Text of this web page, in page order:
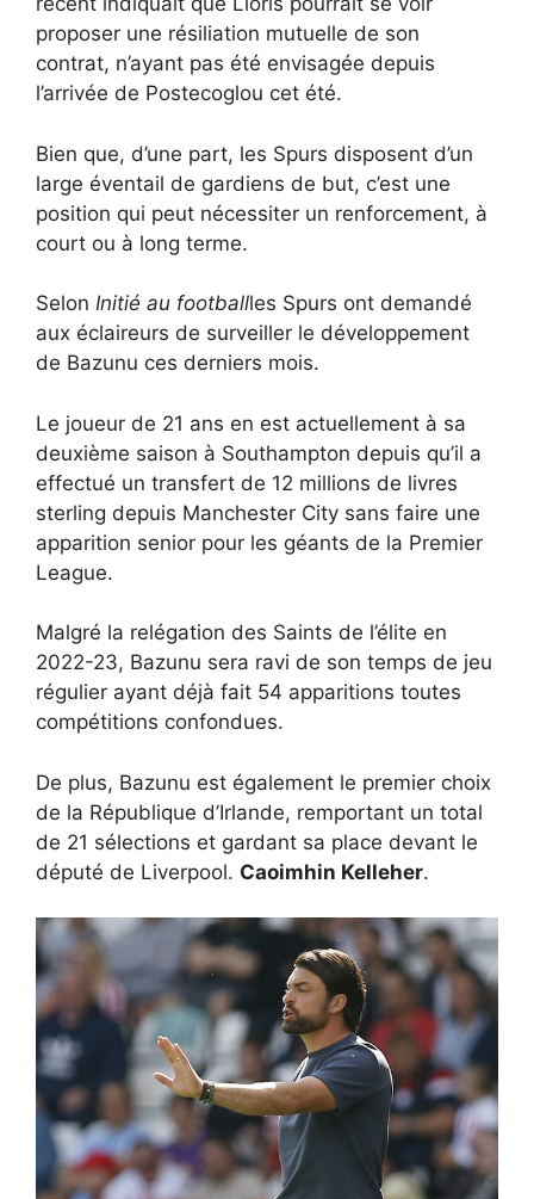
proposer une résiliation mutuelle de son
contrat, n’ayant pas été envisagée depuis
l’arrivée de Postecoglou cet été.
Bien que, d’une part, les Spurs disposent d’un
large éventail de gardiens de but, c’est une
position qui peut nécessiter un renforcement, à
court ou à long terme.
Selon Initié au footballles Spurs ont demandé
aux éclaireurs de surveiller le développement
de Bazunu ces derniers mois.
Le joueur de 21 ans en est actuellement à sa
deuxième saison à Southampton depuis qu’il a
effectué un transfert de 12 millions de livres
sterling depuis Manchester City sans faire une
apparition senior pour les géants de la Premier
League.
Malgré la relégation des Saints de l’élite en
2022-23, Bazunu sera ravi de son temps de jeu
régulier ayant déjà fait 54 apparitions toutes
compétitions confondues.
De plus, Bazunu est également le premier choix
de la République d’Irlande, remportant un total
de 21 sélections et gardant sa place devant le
député de Liverpool. Caoimhin Kelleher.